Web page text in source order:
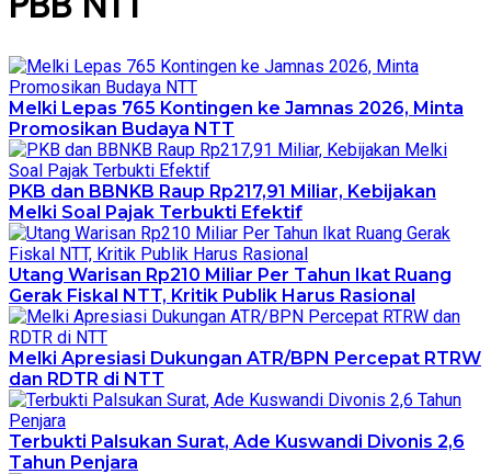
Melki Lepas 765 Kontingen ke Jamnas 2026, Minta
Promosikan Budaya NTT
PKB dan BBNKB Raup Rp217,91 Miliar, Kebijakan
Melki Soal Pajak Terbukti Efektif
Utang Warisan Rp210 Miliar Per Tahun Ikat Ruang
Gerak Fiskal NTT, Kritik Publik Harus Rasional
Melki Apresiasi Dukungan ATR/BPN Percepat RTRW
dan RDTR di NTT
Terbukti Palsukan Surat, Ade Kuswandi Divonis 2,6
Tahun Penjara